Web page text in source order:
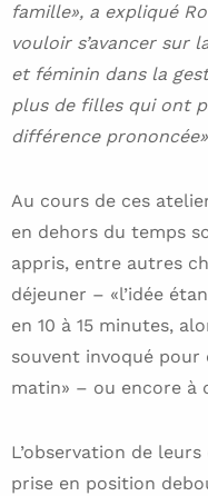
famille», a expliqué
vouloir s’avancer sur
et féminin dans la
plus de filles qui ont
différence prononcée»
Au cours de ces
en dehors du temps
appris, entre autres
déjeuner – «l’idée
en 10 à 15 minutes,
souvent invoqué pour
matin» – ou encore à
L’observation de
prise en position